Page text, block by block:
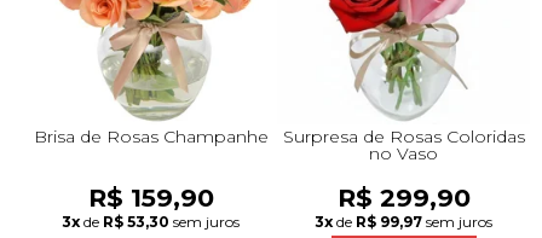
Brisa de Rosas Champanhe
R$ 159,90
3x de R$ 53,30 sem juros
Surpresa de Rosas Coloridas
no Vaso
R$ 299,90
3x de R$ 99,97 sem juros